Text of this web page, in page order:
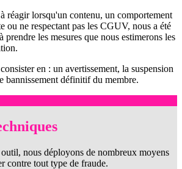
réagir lorsqu'un contenu, un comportement
ou ne respectant pas les CGUV, nous a été
prendre les mesures que nous estimerons les
en : un avertissement, la suspension
bannissement définitif du membre.
nous déployons de nombreux moyens
contre tout type de fraude.